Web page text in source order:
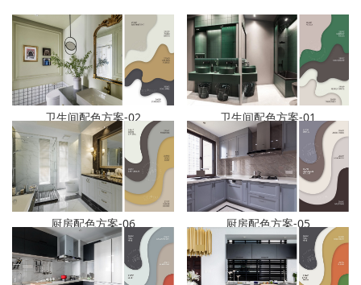
卫生间配色方案-02 卫生间配色方案-01
厨房配色方案-06 厨房配色方案-05